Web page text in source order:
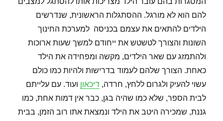
להם הוא לא מורגל. ההסתגלות הראשונית, שנדרשים
הילדים להתאים את עצמם בכניסה למערכת החינוך
השונות והצורך לטשטש את ייחודם למשך שעות ארוכות
ולהתמזג עם שאר הילדים, מקשה ומפחידה את הילד
כאחת. הצורך שלהם לעמוד בדרישות ולהיות כמו כולם
עשוי להעיק ולגרום ללחץ, חרדה,דיכאון ועוד. עם עלייתם
לבית הספר, שלא כמו שהיה בגן, כבר אין דמות אחת, כמו
גננת, שמכירה היטב את הילד ונמצאת אתו רוב הזמן, בבית